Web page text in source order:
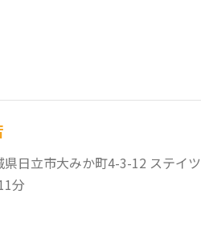
県日立市大みか町4-3-12 ステイ
分